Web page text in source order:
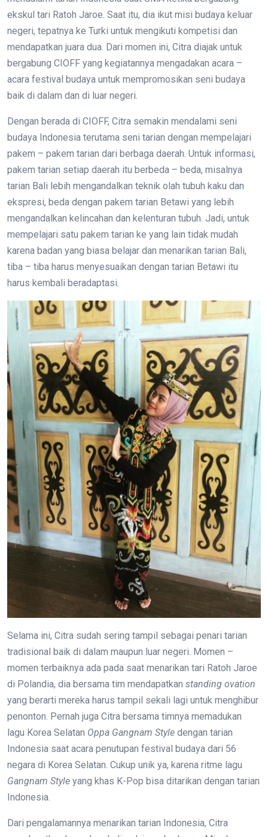
ekskul tari Ratoh Jaroe. Saat itu, dia ikut misi budaya keluar
negeri, tepatnya ke Turki untuk mengikuti kompetisi dan
mendapatkan juara dua. Dari momen ini, Citra diajak untuk
bergabung CIOFF yang kegiatannya mengadakan acara –
acara festival budaya untuk mempromosikan seni budaya
baik di dalam dan di luar negeri.
Dengan berada di CIOFF, Citra semakin mendalami seni
budaya Indonesia terutama seni tarian dengan mempelajari
pakem – pakem tarian dari berbaga daerah. Untuk informasi,
pakem tarian setiap daerah itu berbeda – beda, misalnya
tarian Bali lebih mengandalkan teknik olah tubuh kaku dan
ekspresi, beda dengan pakem tarian Betawi yang lebih
mengandalkan kelincahan dan kelenturan tubuh. Jadi, untuk
mempelajari satu pakem tarian ke yang lain tidak mudah
karena badan yang biasa belajar dan menarikan tarian Bali,
tiba – tiba harus menyesuaikan dengan tarian Betawi itu
harus kembali beradaptasi.
Selama ini, Citra sudah sering tampil sebagai penari tarian
tradisional baik di dalam maupun luar negeri. Momen –
momen terbaiknya ada pada saat menarikan tari Ratoh Jaroe
di Polandia, dia bersama tim mendapatkan standing ovation
yang berarti mereka harus tampil sekali lagi untuk menghibur
penonton. Pernah juga Citra bersama timnya memadukan
lagu Korea Selatan Oppa Gangnam Style dengan tarian
Indonesia saat acara penutupan festival budaya dari 56
negara di Korea Selatan. Cukup unik ya, karena ritme lagu
Gangnam Style yang khas K-Pop bisa ditarikan dengan tarian
Indonesia.
Dari pengalamannya menarikan tarian Indonesia, Citra